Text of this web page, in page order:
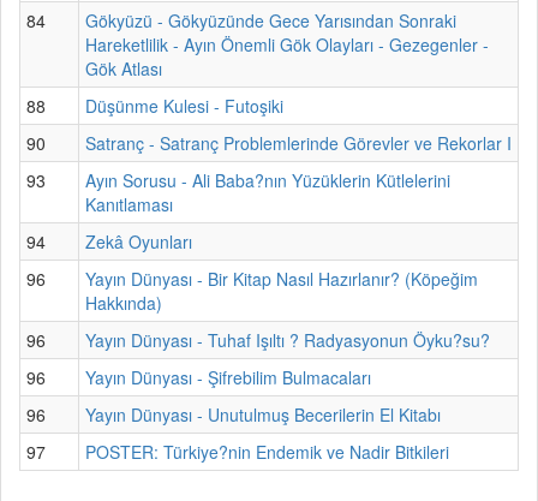
84
Gökyüzü - Gökyüzünde Gece Yarısından Sonraki
Hareketlilik - Ayın Önemli Gök Olayları - Gezegenler -
Gök Atlası
88
Düşünme Kulesi - Futoşiki
90
Satranç - Satranç Problemlerinde Görevler ve Rekorlar I
93
Ayın Sorusu - Ali Baba?nın Yüzüklerin Kütlelerini
Kanıtlaması
94
Zekâ Oyunları
96
Yayın Dünyası - Bir Kitap Nasıl Hazırlanır? (Köpeğim
Hakkında)
96
Yayın Dünyası - Tuhaf Işıltı ? Radyasyonun Öyku?su?
96
Yayın Dünyası - Şifrebilim Bulmacaları
96
Yayın Dünyası - Unutulmuş Becerilerin El Kitabı
97
POSTER: Türkiye?nin Endemik ve Nadir Bitkileri